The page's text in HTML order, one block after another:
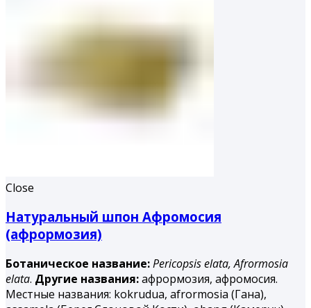
Close
Натуральный шпон Афромосия
(афрормозия)
Ботаническое название:Pericopsis elata,Afrormosia
elata. Другие названия:афрормозия, афромосия.
Местные названия: kokrudua, afrormosia (Гана),